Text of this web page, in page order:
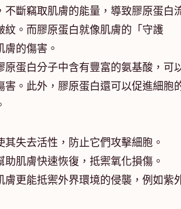
斷竊取肌膚的能量，導致膠原蛋白
。而膠原蛋白就像肌膚的「守護
的傷害。
蛋白分子中含有豐富的氨基酸，可
。此外，膠原蛋白還可以促進細胞
失去活性，防止它們攻擊細胞。
肌膚快速恢復，抵禦氧化損傷。
更能抵禦外界環境的侵襲，例如紫